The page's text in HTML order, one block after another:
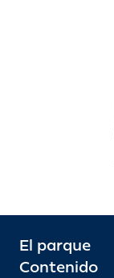
El parque
Contenido